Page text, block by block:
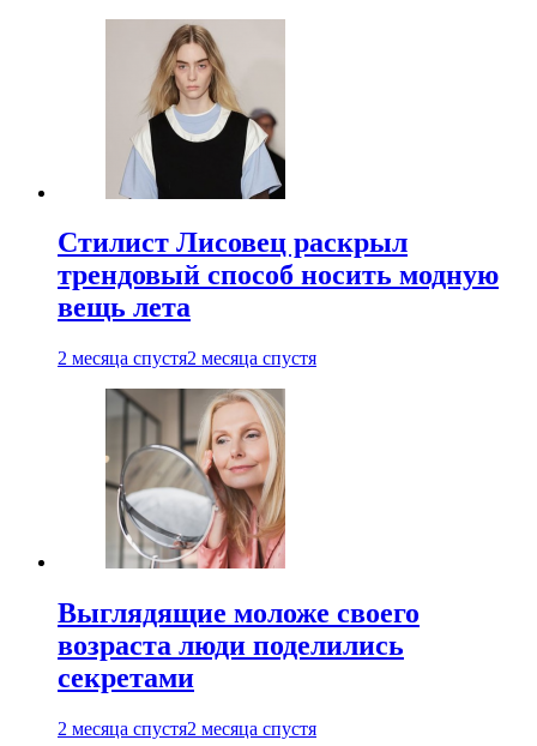
Стилист Лисовец раскрыл
трендовый способ носить модную
вещь лета
2 месяца спустя2 месяца спустя
Выглядящие моложе своего
возраста люди поделились
секретами
2 месяца спустя2 месяца спустя